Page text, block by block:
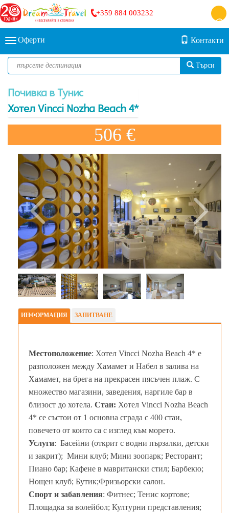
+359 884 003232
Оферти Контакти
Търси
Почивка в Тунис
Хотел Vincci Nozha Beach 4*
506 €
ИНФОРМАЦИЯ ЗАПИТВАНЕ
Местоположение: Хотел Vincci Nozha Beach 4* e
разположен между Хамамет и Набел в залива на
Хамамет, на брега на прекрасен пясъчен плаж. С
множество магазини, заведения, наргиле бар в
близост до хотела. Стаи: Хотел Vincci Nozha Beach
4* се състои от 1 основна сграда с 400 стаи,
повечето от които са с изглед към морето.
Услуги: Басейни (открит с водни пързалки, детски
и закрит); Мини клуб; Мини зоопарк; Ресторант;
Пиано бар; Кафене в мавритански стил; Барбекю;
Нощен клуб; Бутик;Фризьорски салон.
Спорт и забавления: Фитнес; Тенис кортове;
Площадка за волейбол; Културни представления;